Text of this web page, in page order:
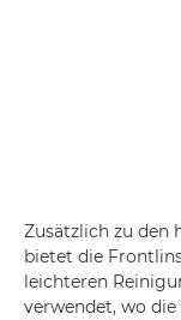
Zusätzlich zu den
bietet die
leichteren
verwendet, wo